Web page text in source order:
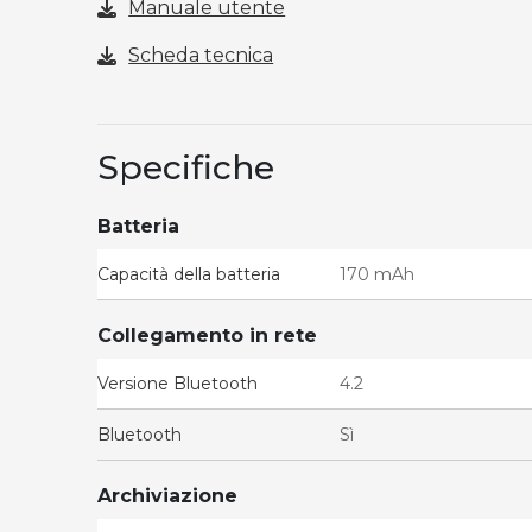
Manuale utente
Scheda tecnica
Specifiche
Batteria
Capacità della batteria 170 mAh
Collegamento in rete
Versione Bluetooth 4.2
Bluetooth Sì
Archiviazione